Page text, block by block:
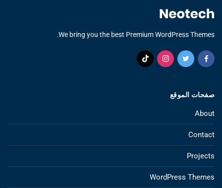
We bring you the best Premium WordPress Themes.
صفحات الموقع
About
Contact
Projects
WordPress Themes